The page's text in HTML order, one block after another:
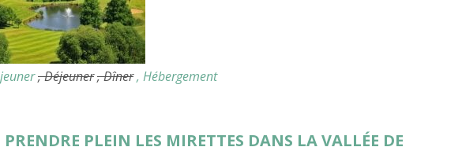
, Déjeuner, Dîner, Hébergement
PRENDRE PLEIN LES MIRETTES DANS LA VALLÉE DE